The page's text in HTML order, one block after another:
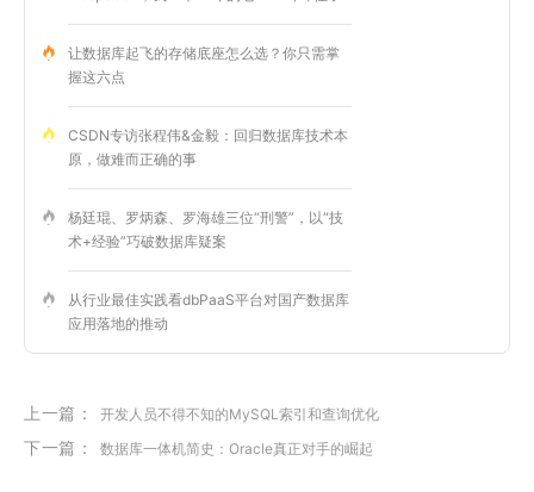
让数据库起飞的存储底座怎么选？你只需掌
握这六点
CSDN专访张程伟&金毅：回归数据库技术本
原，做难而正确的事
杨廷琨、罗炳森、罗海雄三位“刑警”，以“技
术+经验”巧破数据库疑案
从行业最佳实践看dbPaaS平台对国产数据库
应用落地的推动
上一篇： 开发人员不得不知的MySQL索引和查询优化
下一篇： 数据库一体机简史：Oracle真正对手的崛起